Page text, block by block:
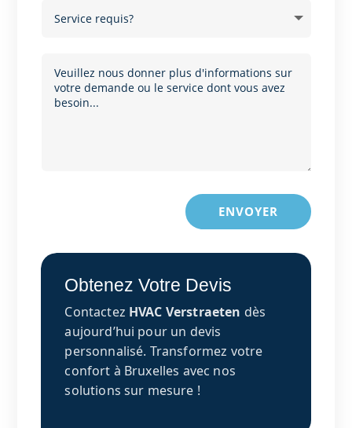
ENVOYER
Obtenez Votre Devis
Contactez HVAC Verstraeten dès
aujourd’hui pour un devis
personnalisé. Transformez votre
confort à Bruxelles avec nos
solutions sur mesure !